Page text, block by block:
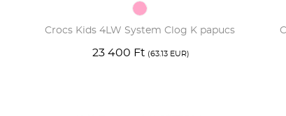
Crocs Kids 4LW System Clog K papucs
23 400 Ft (63.13 EUR)